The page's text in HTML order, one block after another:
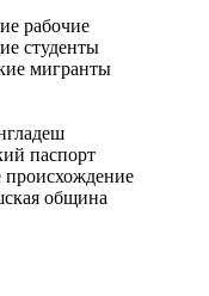
рабочие
студенты
мигранты
паспорт
община